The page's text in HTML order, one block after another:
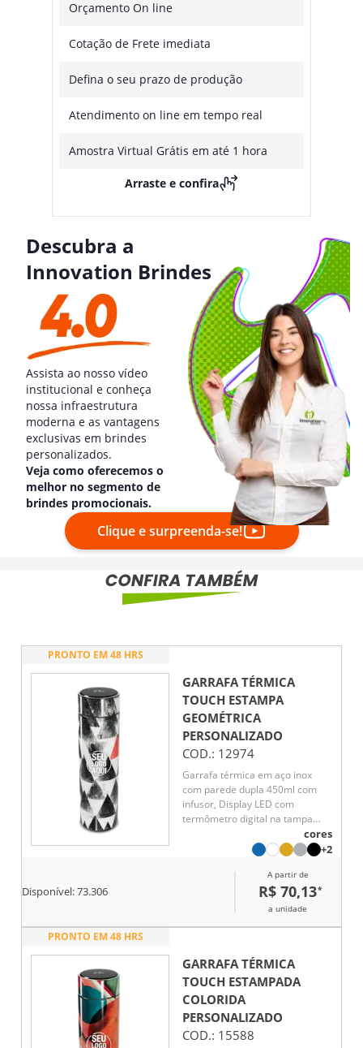
Orçamento On line
Cotação de Frete imediata
Defina o seu prazo de produção
Atendimento on line em tempo real
Amostra Virtual Grátis em até 1 hora
Arraste e confira
Descubra a
Innovation Brindes
Assista ao nosso vídeo
institucional e conheça
nossa infraestrutura
moderna e as vantagens
exclusivas em brindes
personalizados.
Veja como oferecemos o
melhor no segmento de
brindes promocionais.
Clique e surpreenda-se!
PRONTO EM 48 HRS
GARRAFA TÉRMICA
TOUCH ESTAMPA
GEOMÉTRICA
PERSONALIZADO
COD.: 12974
Garrafa térmica em aço inox
com parede dupla 450ml com
infusor, Display LED com
termômetro digital na tampa
para indicar a temperatura do
líquido, Conserva líquido quente
cores
+2
Disponível:73.306
A partir de
R$ 70,13*
a unidade
PRONTO EM 48 HRS
GARRAFA TÉRMICA
TOUCH ESTAMPADA
COLORIDA
PERSONALIZADO
COD.: 15588